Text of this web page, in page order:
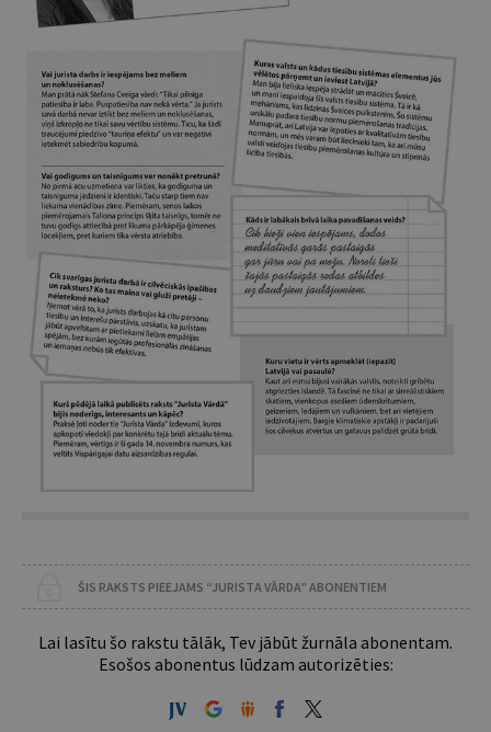
ŠIS RAKSTS PIEEJAMS “JURISTA VĀRDA” ABONENTIEM
Lai lasītu šo rakstu tālāk, Tev jābūt žurnāla abonentam.
Esošos abonentus lūdzam autorizēties: